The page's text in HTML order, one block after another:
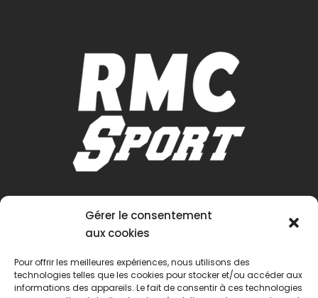
Gérer le consentement
aux cookies
Pour offrir les meilleures expériences, nous utilisons des
technologies telles que les cookies pour stocker et/ou accéder aux
informations des appareils. Le fait de consentir à ces technologies